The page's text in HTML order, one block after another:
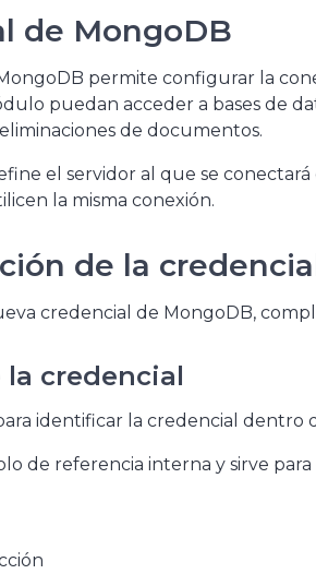
de MongoDB
permite configurar la
puedan acceder a bases de
de documentos.
el servidor al que se
la misma conexión.
de la
credencial de MongoDB,
la credencial
identificar la credencial dentro
de referencia interna y sirve